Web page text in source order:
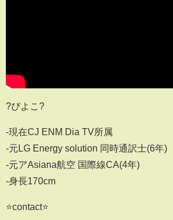
?ぴよこ?
-現在CJ ENM Dia TV所属
-元LG Energy solution 同時通訳士(6年)
-元アAsiana航空 国際線CA(4年)
-身長170cm
⭐contact⭐️